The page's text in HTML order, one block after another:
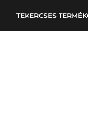
TEKERCSES